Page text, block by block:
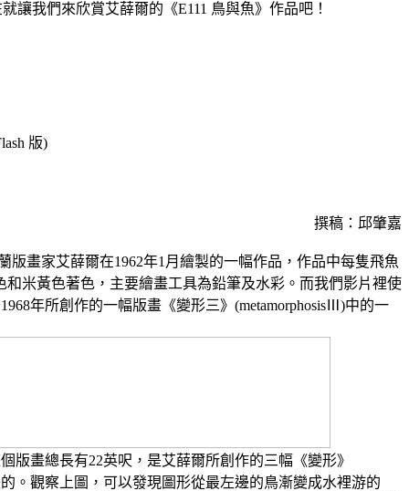
讓我們來欣賞艾薛爾的《E111 鳥與魚》作品吧！
版)
撰稿：邱肇嘉
版畫家艾薛爾在1962年1月繪製的一幅作品，作品中每隻飛魚
米黃色著色，主要繪畫工具為鉛筆及水彩。而我們影片裡使
年所創作的一幅版畫《變形三》(metamorphosisⅢ)中的一
版畫總長有22英呎，是艾薛爾所創作的三幅《變形》
的。觀察上圖，可以發現圖形從最左邊的鳥漸變成水裡游的